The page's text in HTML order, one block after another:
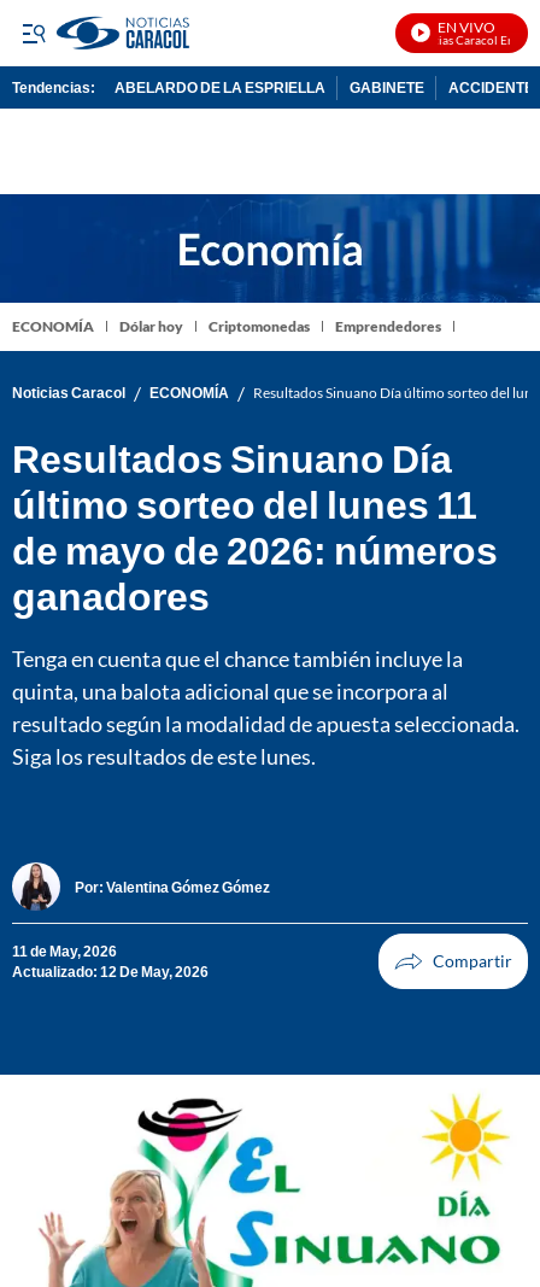
EN VIVO
Noticias Caracol En Vivo
Tendencias: ABELARDO DE LA ESPRIELLA GABINETE ACCIDENTE
ECONOMÍA Dólar hoy Criptomonedas Emprendedores
Noticias Caracol / ECONOMÍA / Resultados Sinuano Día último sorteo del
Resultados Sinuano Día
último sorteo del lunes 11
de mayo de 2026: números
ganadores
Tenga en cuenta que el chance también incluye la
quinta, una balota adicional que se incorpora al
resultado según la modalidad de apuesta seleccionada.
Siga los resultados de este lunes.
Por: Valentina Gómez Gómez
11 de May, 2026
Actualizado: 12 De May, 2026